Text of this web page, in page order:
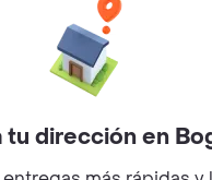
Facebook
Twitter
Instagram
tu dirección en